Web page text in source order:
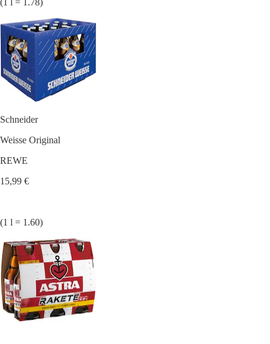
Schneider
Weisse Original
REWE
15,99 €
(1 l = 1.60)